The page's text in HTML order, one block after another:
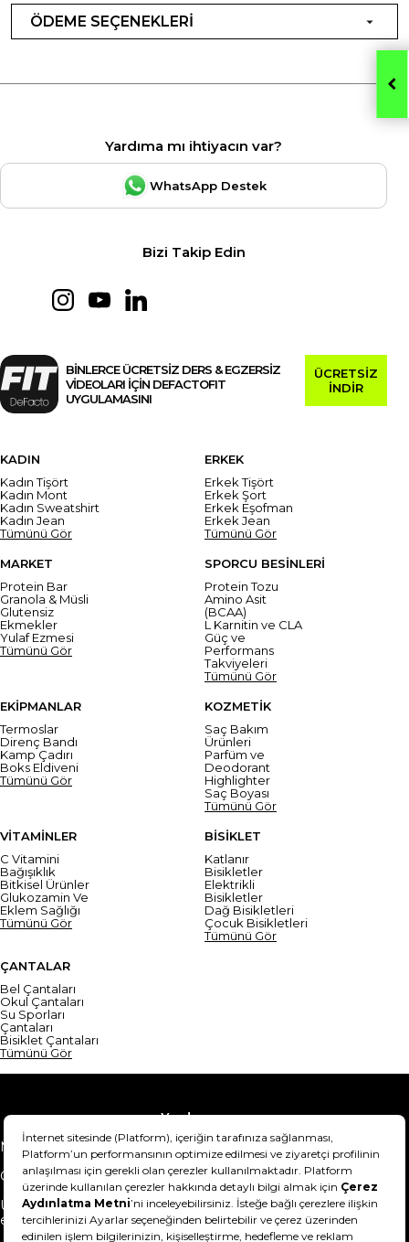
ÖDEME SEÇENEKLERİ
Yardıma mı ihtiyacın var?
WhatsApp Destek
Bizi Takip Edin
BİNLERCE ÜCRETSİZ DERS & EGZERSİZ
VİDEOLARI İÇİN DEFACTOFIT
UYGULAMASINI
ÜCRETSİZ
İNDİR
KADIN
Kadın Tişört
Kadın Mont
Kadın Sweatshirt
Kadın Jean
Tümünü Gör
ERKEK
Erkek Tişört
Erkek Şort
Erkek Eşofman
Erkek Jean
Tümünü Gör
MARKET
Protein Bar
Granola & Müsli
Glutensiz
Ekmekler
Yulaf Ezmesi
Tümünü Gör
SPORCU BESİNLERİ
Protein Tozu
Amino Asit
(BCAA)
L Karnitin ve CLA
Güç ve
Performans
Takviyeleri
Tümünü Gör
EKİPMANLAR
Termoslar
Direnç Bandı
Kamp Çadırı
Boks Eldiveni
Tümünü Gör
KOZMETİK
Saç Bakım
Ürünleri
Parfüm ve
Deodorant
Highlighter
Saç Boyası
Tümünü Gör
VİTAMİNLER
C Vitamini
Bağışıklık
Bitkisel Ürünler
Glukozamin Ve
Eklem Sağlığı
Tümünü Gör
BİSİKLET
Katlanır
Bisikletler
Elektrikli
Bisikletler
Dağ Bisikletleri
Çocuk Bisikletleri
Tümünü Gör
ÇANTALAR
Bel Çantaları
Okul Çantaları
Su Sporları
Çantaları
Bisiklet Çantaları
Tümünü Gör
Yardım
Mesafeli Satış Sözleşmesi
Teslimat Bilgisi
Gizlilik Sözleşmesi
Şartlar & Koşullar
Ürünümü nasıl iade
edebilirim?
Hakkımızda